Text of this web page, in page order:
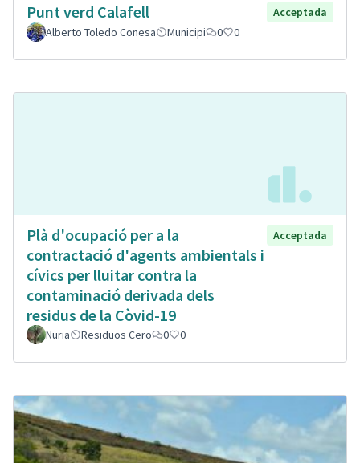
Punt verd Calafell
Acceptada
Alberto Toledo Conesa
Municipi 0 0
Plà d'ocupació per a la
contractació d'agents ambientals i
cívics per lluitar contra la
contaminació derivada dels
residus de la Còvid-19
Acceptada
Nuria Residuos Cero 0 0